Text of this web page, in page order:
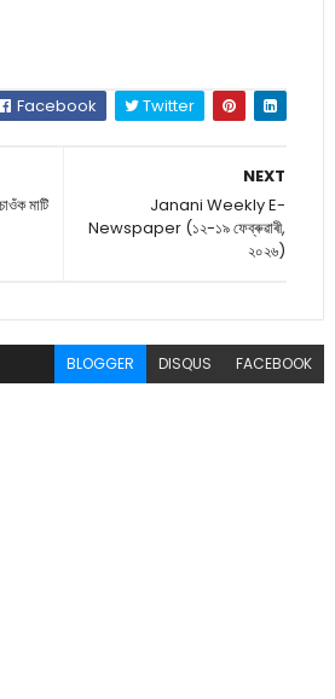
Facebook Twitter
NEXT
Janani Weekly E-
Newspaper (১২-১৯ ফেব্ৰুৱাৰী,
২০২৬)
মাটি
BLOGGER DISQUS FACEBOOK